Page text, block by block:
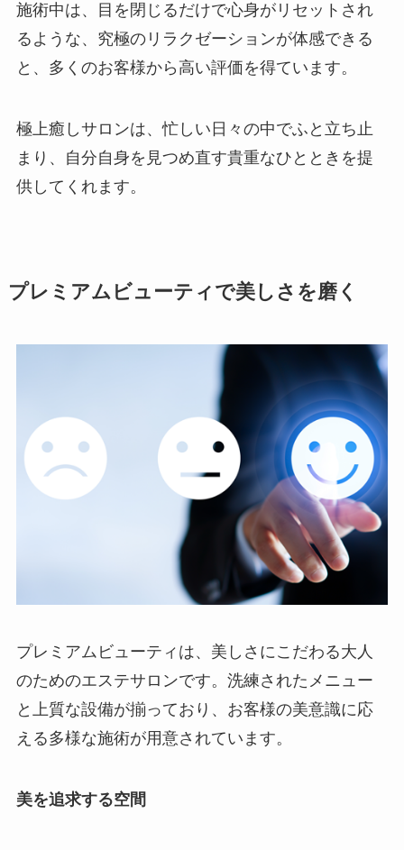
施術中は、目を閉じるだけで心身がリセットされ
るような、究極のリラクゼーションが体感できる
と、多くのお客様から高い評価を得ています。
極上癒しサロンは、忙しい日々の中でふと立ち止
まり、自分自身を見つめ直す貴重なひとときを提
供してくれます。
プレミアムビューティで美しさを磨く
プレミアムビューティは、美しさにこだわる大人
のためのエステサロンです。洗練されたメニュー
と上質な設備が揃っており、お客様の美意識に応
える多様な施術が用意されています。
美を追求する空間